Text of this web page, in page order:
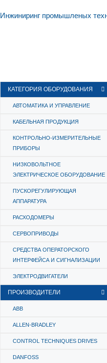
Инжиниринг промышленых
КАТЕГОРИЯ ОБОРУДОВАНИЯ
АВТОМАТИКА И УПРАВЛЕНИЕ
КАБЕЛЬНАЯ ПРОДУКЦИЯ
КОНТРОЛЬНО-ИЗМЕРИТЕЛЬНЫЕ
ПРИБОРЫ
НИЗКОВОЛЬТНОЕ
ЭЛЕКТРИЧЕСКОЕ ОБОРУДОВАНИЕ
ПУСКОРЕГУЛИРУЮЩАЯ
АППАРАТУРА
РАСХОДОМЕРЫ
СЕРВОПРИВОДЫ
СРЕДСТВА ОПЕРАТОРСКОГО
ИНТЕРФЕЙСА И СИГНАЛИЗАЦИИ
ЭЛЕКТРОДВИГАТЕЛИ
ПРОИЗВОДИТЕЛИ
ABB
ALLEN-BRADLEY
CONTROL TECHNIQUES DRIVES
DANFOSS